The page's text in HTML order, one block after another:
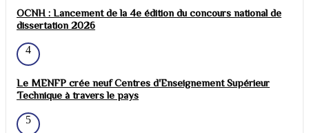
OCNH : Lancement de la 4e édition du concours national de
dissertation 2026
4
Le MENFP crée neuf Centres d'Enseignement Supérieur
Technique à travers le pays
5